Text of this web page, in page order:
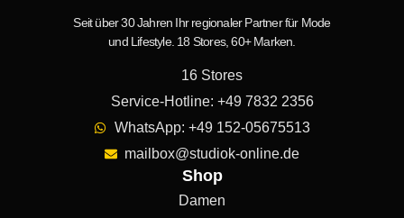
Seit über 30 Jahren Ihr regionaler Partner für Mode
und Lifestyle. 18 Stores, 60+ Marken.
16 Stores
Service-Hotline: +49 7832 2356
WhatsApp: +49 152-05675513
mailbox@studiok-online.de
Shop
Damen